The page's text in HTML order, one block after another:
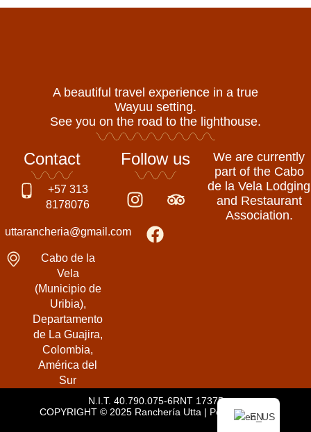
A beautiful travel experience in a true
Wayuu setting.
See you on the road to the lighthouse.
Contact
+57 313
8178076
uttarancheria@gmail.com
Cabo de la
Vela
(Municipio de
Uribia),
Departamento
de La Guajira,
Colombia,
América del
Sur
Follow us
I
n
T
r
c
e
We are currently
part of the Cabo
de la Vela Lodging
and Restaurant
Association.
N.I.T. 40.790.075-6RNT 17375
COPYRIGHT © 2025 Ranchería Utta | Powered by
EN